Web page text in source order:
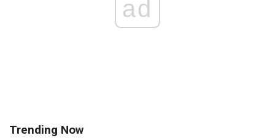
ad
Trending Now